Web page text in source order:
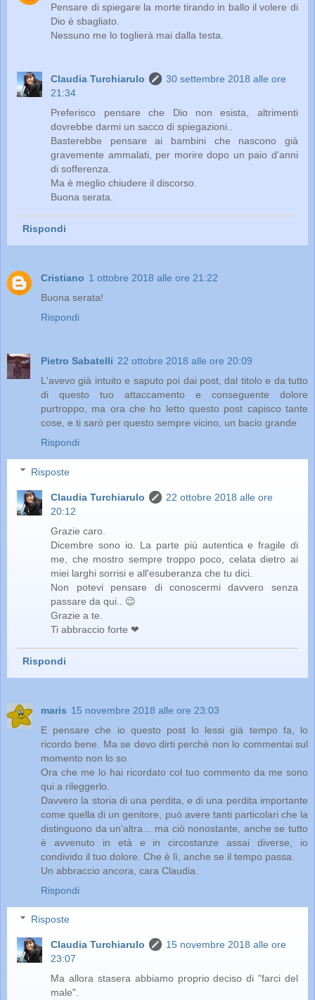
Pensare di spiegare la morte tirando in ballo il volere di
Dio è sbagliato.
Nessuno me lo toglierà mai dalla testa.
Claudia Turchiarulo
30 settembre 2018 alle ore
21:34
Preferisco pensare che Dio non esista, altrimenti
dovrebbe darmi un sacco di spiegazioni..
Basterebbe pensare ai bambini che nascono già
gravemente ammalati, per morire dopo un paio d'anni
di sofferenza.
Ma è meglio chiudere il discorso.
Buona serata.
Rispondi
Cristiano 1 ottobre 2018 alle ore 21:22
Buona serata!
Rispondi
Pietro Sabatelli 22 ottobre 2018 alle ore 20:09
L'avevo già intuito e saputo poi dai post, dal titolo e da tutto
di questo tuo attaccamento e conseguente dolore
purtroppo, ma ora che ho letto questo post capisco tante
cose, e ti sarò per questo sempre vicino, un bacio grande
Rispondi
Risposte
Claudia Turchiarulo
22 ottobre 2018 alle ore
20:12
Grazie caro.
Dicembre sono io. La parte più autentica e fragile di
me, che mostro sempre troppo poco, celata dietro ai
miei larghi sorrisi e all'esuberanza che tu dici.
Non potevi pensare di conoscermi davvero senza
passare da qui.. 😉
Grazie a te.
Ti abbraccio forte ❤
Rispondi
maris 15 novembre 2018 alle ore 23:03
E pensare che io questo post lo lessi già tempo fa, lo
ricordo bene. Ma se devo dirti perchè non lo commentai sul
momento non lo so.
Ora che me lo hai ricordato col tuo commento da me sono
qui a rileggerlo.
Davvero la storia di una perdita, e di una perdita importante
come quella di un genitore, può avere tanti particolari che la
distinguono da un'altra... ma ciò nonostante, anche se tutto
è avvenuto in età e in circostanze assai diverse, io
condivido il tuo dolore. Che è lì, anche se il tempo passa.
Un abbraccio ancora, cara Claudia.
Rispondi
Risposte
Claudia Turchiarulo
15 novembre 2018 alle ore
23:07
Ma allora stasera abbiamo proprio deciso di "farci del
male".